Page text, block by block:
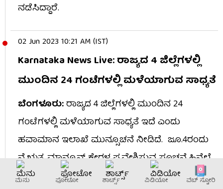
ನಡೆಸಿದ್ದಾರೆ.
02 Jun 2023 10:21 AM (IST)
Karnataka News Live: ರಾಜ್ಯದ 4 ಜಿಲ್ಲೆಗಳಲ್ಲಿ
ಮುಂದಿನ 24 ಗಂಟೆಗಳಲ್ಲಿ ಮಳೆಯಾಗುವ ಸಾಧ್ಯತೆ
ಬೆಂಗಳೂರು:ರಾಜ್ಯದ 4 ಜಿಲ್ಲೆಗಳಲ್ಲಿ ಮುಂದಿನ 24
ಗಂಟೆಗಳಲ್ಲಿ ಮಳೆಯಾಗುವ ಸಾಧ್ಯತೆ ಇದೆ ಎಂದು
ಹವಾಮಾನ ಇಲಾಖೆ ಮುನ್ಸೂಚನೆ ನೀಡಿದೆ. ಜೂ.4ರಂದು
ನೈಋತ್ಯ ಮಾನ್ಸೂನ್ ಕೇರಳ ಪ್ರವೇಶಿಸುವ ಸೂಚನೆ ಹಿನ್ನೆಲೆ
ಚಿಕ್ಕಮಗಳೂರು, ಹಾಸನ, ಕೊಡಗು, ಶಿವಮೊಗ್ಗದಲ್ಲಿ
ಮೆನು ಫೋಟೋ ಶಾರ್ಟ್ಸ್ ವಿಡಿಯೋ ವೆಬ್​ ಸ್ಟೋರಿ